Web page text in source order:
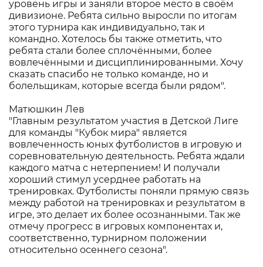
уровень игры и заняли второе место в своём
дивизионе. Ребята сильно выросли по итогам
этого турнира как индивидуально, так и
командно. Хотелось бы также отметить, что
ребята стали более сплочёнными, более
вовлечёнными и дисциплинированными. Хочу
сказать спасибо не только команде, но и
болельщикам, которые всегда были рядом".
Матюшкин Лев
"Главным результатом участия в Детской Лиге
для команды "Кубок мира" является
вовлеченность юных футболистов в игровую и
соревновательную деятельность. Ребята ждали
каждого матча с нетерпением! И получали
хороший стимул усерднее работать на
тренировках. Футболисты поняли прямую связь
между работой на тренировках и результатом в
игре, это делает их более осознанными. Так же
отмечу прогресс в игровых компонентах и,
соответственно, турнирном положении
относительно осеннего сезона".